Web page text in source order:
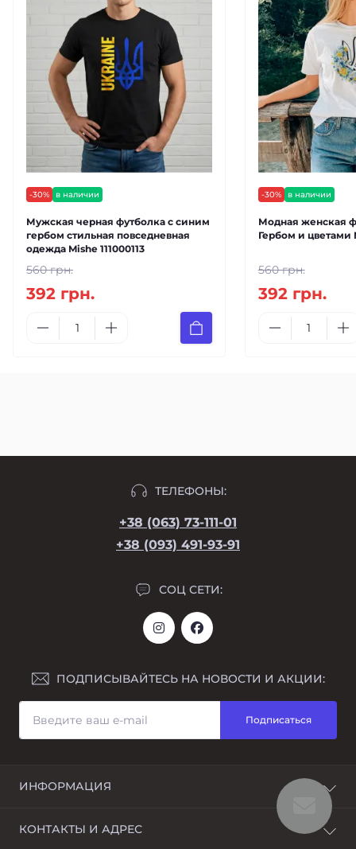
-30% в наличии
Мужская черная футболка с синим
гербом стильная повседневная
одежда Mishe 111000113
560 грн.
392 грн.
-30% в наличии
Модная женская
Гербом и цветами
560 грн.
392 грн.
ТЕЛЕФОНЫ:
+38 (063) 73-111-01
+38 (093) 491-93-91
СОЦ СЕТИ:
ПОДПИСЫВАЙТЕСЬ НА НОВОСТИ И АКЦИИ:
Подписаться
ИНФОРМАЦИЯ
О магазине
КОНТАКТЫ И АДРЕС